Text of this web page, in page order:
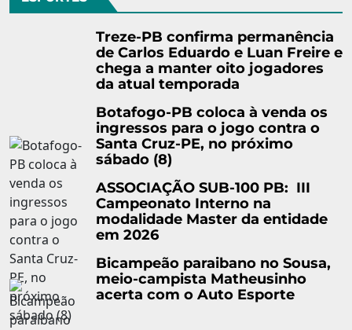
Treze-PB confirma permanência
de Carlos Eduardo e Luan Freire e
chega a manter oito jogadores
da atual temporada
Botafogo-PB coloca à venda os
ingressos para o jogo contra o
Santa Cruz-PE, no próximo
sábado (8)
ASSOCIAÇÃO SUB-100 PB: III
Campeonato Interno na
modalidade Master da entidade
em 2026
Bicampeão paraibano no Sousa,
meio-campista Matheusinho
acerta com o Auto Esporte